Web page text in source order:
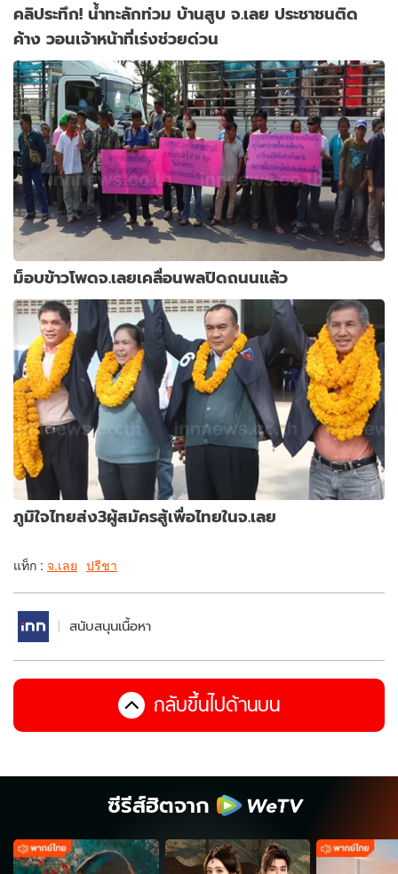
คลิประทึก! น้ำทะลักท่วม บ้านสูบ จ.เลย ประชาชนติด
ค้าง วอนเจ้าหน้าที่เร่งช่วยด่วน
ม็อบข้าวโพดจ.เลยเคลื่อนพลปิดถนนแล้ว
ภูมิใจไทยส่ง3ผู้สมัครสู้เพื่อไทยในจ.เลย
แท็ก : จ.เลย ปรีชา
สนับสนุนเนื้อหา
กลับขึ้นไปด้านบน
ซีรีส์ฮิตจาก